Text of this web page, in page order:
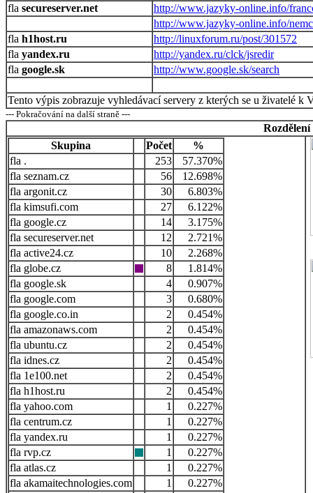
secureserver.net
http://www.jazyky-online.info/
http://www.jazyky-online.info/
h1host.ru
http://linuxforum.ru/post/301572
yandex.ru
http://yandex.ru/clck/jsredir
google.sk
http://www.google.sk/search
Tento výpis zobrazuje vyhledávací servery z kterých se u živatelé k
--- Pokračování na další straně ---
Skupina
Počet
%
.
253
57.370%
seznam.cz
56
12.698%
argonit.cz
30
6.803%
kimsufi.com
27
6.122%
google.cz
14
3.175%
secureserver.net
12
2.721%
active24.cz
10
2.268%
globe.cz
8
1.814%
google.sk
4
0.907%
google.com
3
0.680%
google.co.in
2
0.454%
amazonaws.com
2
0.454%
ubuntu.cz
2
0.454%
idnes.cz
2
0.454%
1e100.net
2
0.454%
h1host.ru
2
0.454%
yahoo.com
1
0.227%
centrum.cz
1
0.227%
yandex.ru
1
0.227%
rvp.cz
1
0.227%
atlas.cz
1
0.227%
akamaitechnologies.com
1
0.227%